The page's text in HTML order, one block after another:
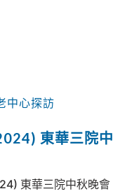
中心探訪
東華三院中
東華三院中秋晚會